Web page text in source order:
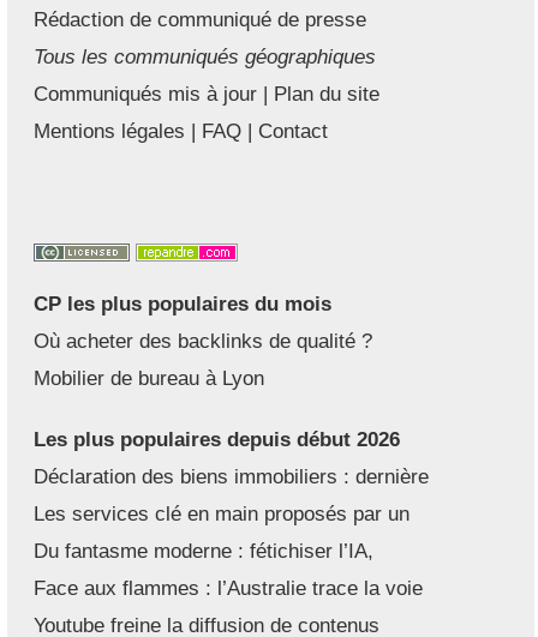
Rédaction de communiqué de presse
Tous les communiqués géographiques
Communiqués mis à jour | Plan du site
Mentions légales | FAQ | Contact
CP les plus populaires du mois
Où acheter des backlinks de qualité ?
Mobilier de bureau à Lyon
Les plus populaires depuis début 2026
Déclaration des biens immobiliers : dernière
Les services clé en main proposés par un
Du fantasme moderne : fétichiser l’IA,
Face aux flammes : l’Australie trace la voie
Youtube freine la diffusion de contenus